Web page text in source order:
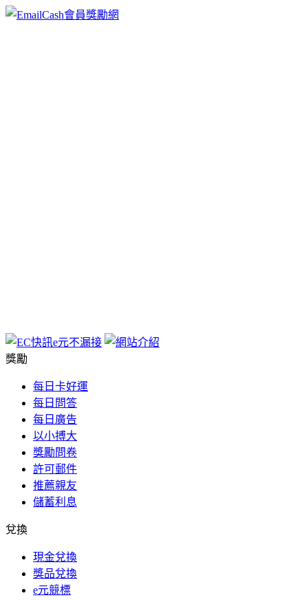
獎勵
每日卡好運
每日問答
每日廣告
以小搏大
獎勵問卷
許可郵件
推薦親友
儲蓄利息
兌換
現金兌換
獎品兌換
e元競標